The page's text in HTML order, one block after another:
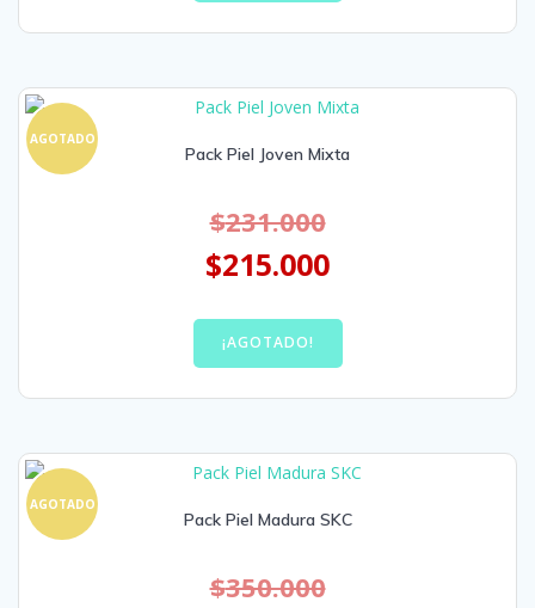
AGOTADO
Pack Piel Joven Mixta
$231.000
$215.000
¡AGOTADO!
AGOTADO
Pack Piel Madura SKC
$350.000